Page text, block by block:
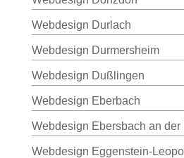
Webdesign Durlach
Webdesign Durmersheim
Webdesign Dußlingen
Webdesign Eberbach
Webdesign Ebersbach an der
Webdesign Eggenstein-